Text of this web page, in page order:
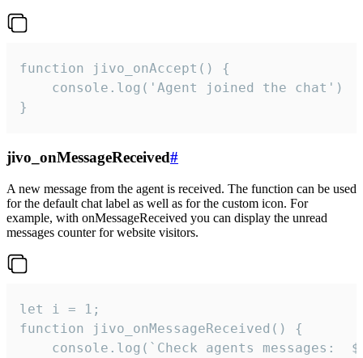
function jivo_onAccept() {
}
jivo_onMessageReceived#
A new message from the agent is received. The function can be used
for the default chat label as well as for the custom icon. For
example, with onMessageReceived you can display the unread
messages counter for website visitors.
let i = 1;
function jivo_onMessageReceived() {